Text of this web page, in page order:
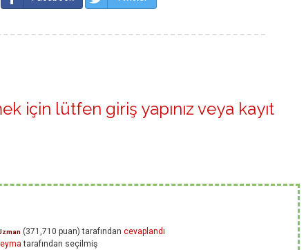
için lütfen giriş yapınız veya kayıt
(371,710 puan) tarafından cevaplandı
tarafından seçilmiş